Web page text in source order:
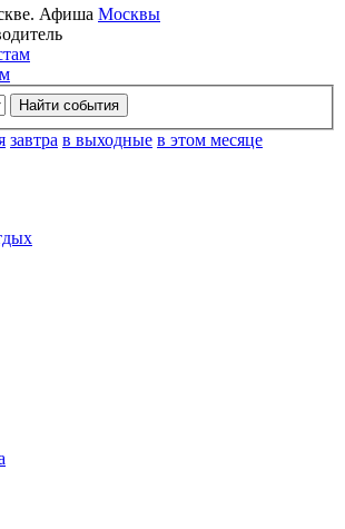
Афиша Москвы
завтра в выходные в этом месяце